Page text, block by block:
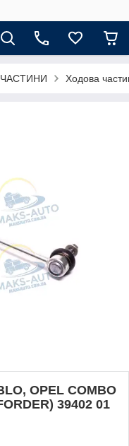
Ходова
OPEL COMBO
39402 01